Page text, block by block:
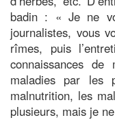
badin : « Je ne
journalistes, vous
rîmes, puis
connaissances
maladies par les
malnutrition, les
plusieurs, mais je